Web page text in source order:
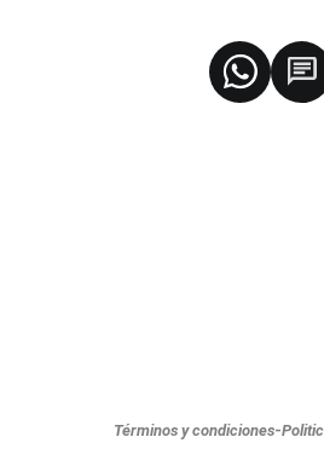
Términos y condiciones-